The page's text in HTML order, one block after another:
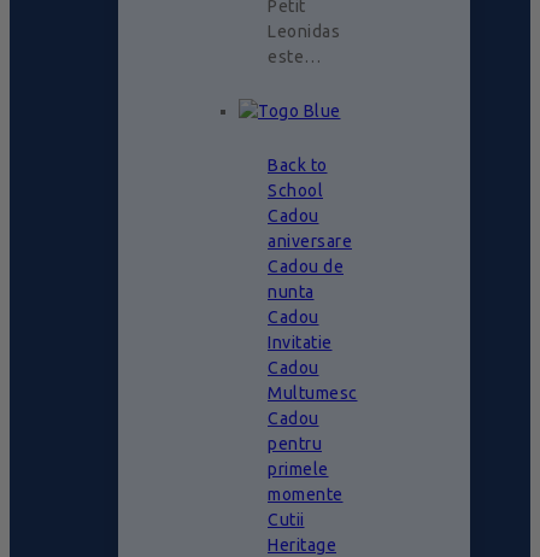
Petit
Leonidas
este…
Back to
School
Cadou
aniversare
Cadou de
nunta
Cadou
Invitatie
Cadou
Multumesc
Cadou
pentru
primele
momente
Cutii
Heritage